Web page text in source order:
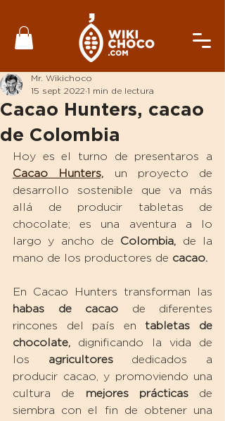
Cacao Hunters, cacao
de Colombia
Mr. Wikichoco
15 sept 2022 1 min de lectura
Cacao Hunters, un proyecto de
desarrollo sostenible que va más
allá de producir tabletas de
chocolate; es una aventura a lo
largo y ancho de Colombia, de la
mano de los productores de cacao.
habas de cacao de diferentes
rincones del país en tabletas de
chocolate, dignificando la vida de
los agricultores dedicados a
producir cacao, y promoviendo una
cultura de mejores prácticas de
siembra con el fin de obtener una